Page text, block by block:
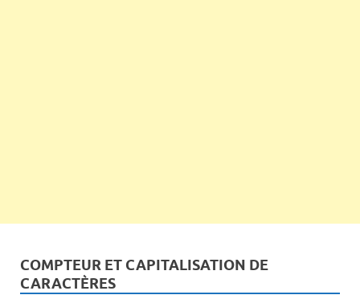
COMPTEUR ET CAPITALISATION DE
CARACTÈRES